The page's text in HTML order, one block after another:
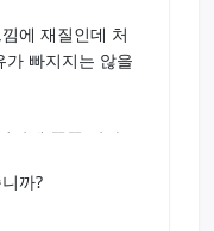
에 재질인데 처
가 빠지지는 않을
에 쪽쪽 빨아드
는 오나홀 표면
유가 묻어서 별로
까?